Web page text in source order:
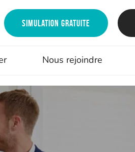
Simulation gratuite
Nous rejoindre